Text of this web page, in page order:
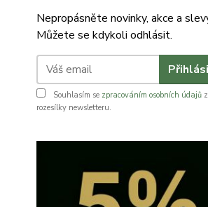
Nepropásněte novinky, akce a
Můžete se kdykoli odhlásit.
Souhlasím se zpracováním osobních údajů
rozesílky newsletteru.